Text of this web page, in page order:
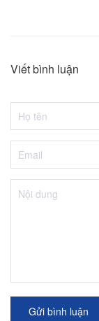
Viết bình luận
Gửi bình luận